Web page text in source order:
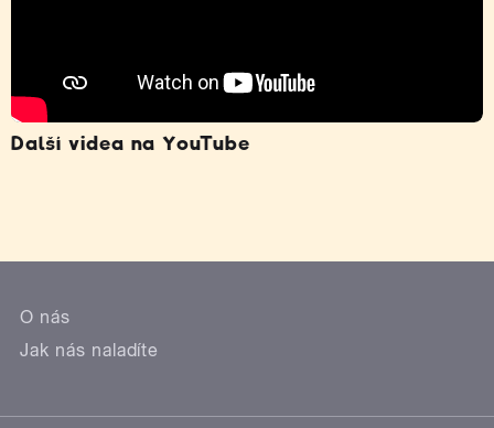
Další videa na YouTube
O nás
Jak nás naladíte